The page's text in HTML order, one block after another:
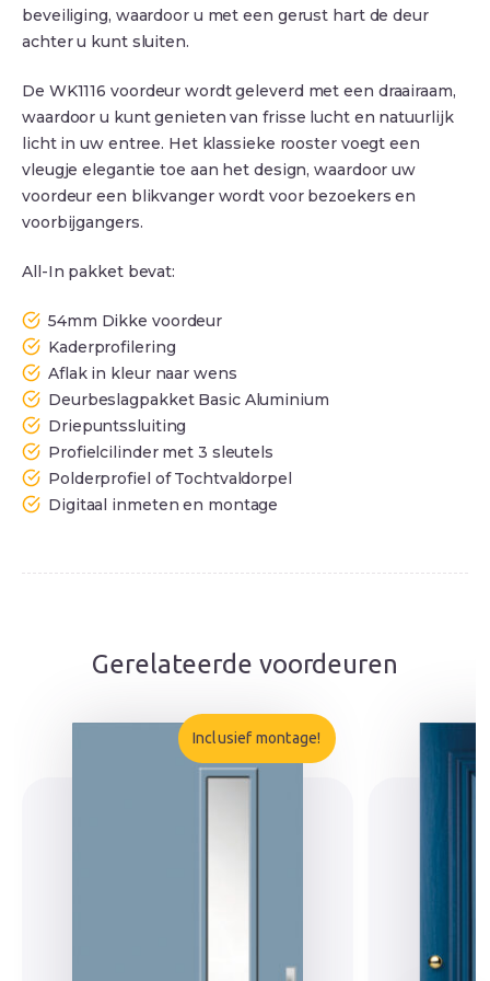
beveiliging, waardoor u met een gerust hart de deur
achter u kunt sluiten.
De WK1116 voordeur wordt geleverd met een draairaam,
waardoor u kunt genieten van frisse lucht en natuurlijk
licht in uw entree. Het klassieke rooster voegt een
vleugje elegantie toe aan het design, waardoor uw
voordeur een blikvanger wordt voor bezoekers en
voorbijgangers.
All-In pakket bevat:
54mm Dikke voordeur
Kaderprofilering
Aflak in kleur naar wens
Deurbeslagpakket Basic Aluminium
Driepuntssluiting
Profielcilinder met 3 sleutels
Polderprofiel of Tochtvaldorpel
Digitaal inmeten en montage
Gerelateerde voordeuren
Inclusief montage!